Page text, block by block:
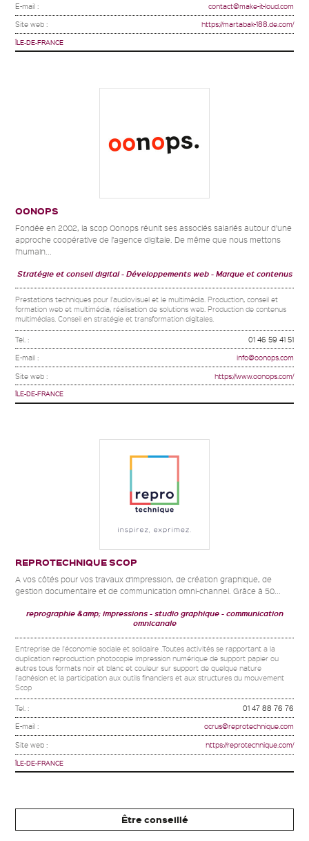
E-mail : contact@make-it-loud.com
Site web : https://martabak-188.de.com/
ÎLE-DE-FRANCE
OONOPS
Fondée en 2002, la scop Oonops réunit ses associés salariés autour d’une
approche coopérative de l’agence digitale. De même que nous mettons
l’humain...
Stratégie et conseil digital Développements web Marque et contenus
Prestations techniques pour l'audiovisuel et le multimédia. Production, conseil et
formation web et multimédia, réalisation de solutions web. Production de contenus
multimédias. Conseil en stratégie et transformation digitales.
Tel. : 01 46 59 41 51
E-mail : info@oonops.com
Site web : https://www.oonops.com/
ÎLE-DE-FRANCE
REPROTECHNIQUE SCOP
A vos côtés pour vos travaux d’impression, de création graphique, de
gestion documentaire et de communication omni-channel. Grâce à 50...
reprographie &amp; impressions studio graphique
communication
omnicanale
Entreprise de l'économie sociale et solidaire .Toutes activités se rapportant a la
duplication reproduction photocopie impression numérique de support papier ou
autres tous formats noir et blanc et couleur sur support de quelque nature
l'adhésion et la participation aux outils financiers et aux structures du mouvement
Scop
Tel. : 01 47 88 76 76
E-mail : ocrus@reprotechnique.com
Site web : https://reprotechnique.com/
ÎLE-DE-FRANCE
Être conseillé